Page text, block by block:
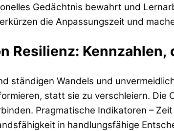
Gedächtnis bewahrt und
die Anpassungszeit und
Resilienz:
ständigen Wandels und
statt sie zu verschleiern.
Pragmatische Indikatoren –
in handlungsfähige